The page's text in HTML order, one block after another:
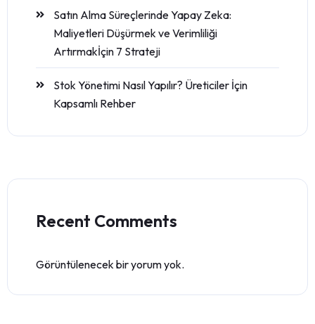
Satın Alma Süreçlerinde Yapay Zeka:
Maliyetleri Düşürmek ve Verimliliği
Artırmakİçin 7 Strateji
Stok Yönetimi Nasıl Yapılır? Üreticiler İçin
Kapsamlı Rehber
Recent Comments
Görüntülenecek bir yorum yok.